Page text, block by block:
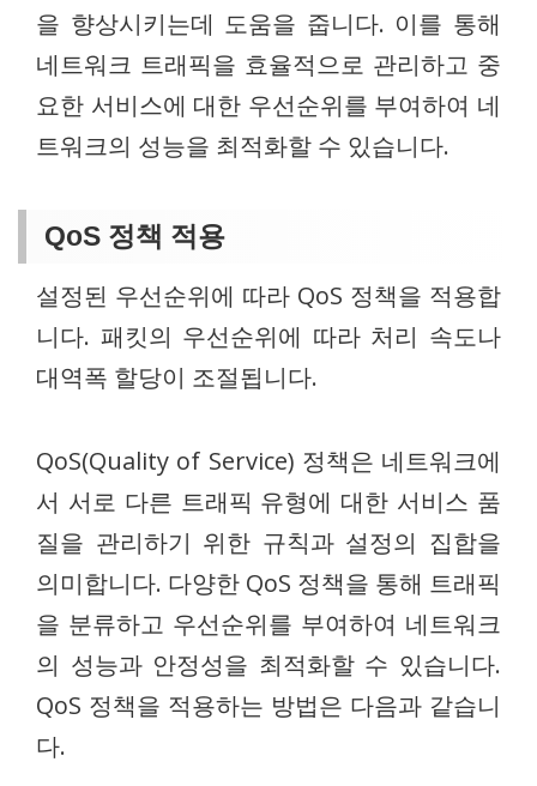
을 향상시키는데 도움을 줍니다. 이를 통해
네트워크 트래픽을 효율적으로 관리하고 중
요한 서비스에 대한 우선순위를 부여하여 네
트워크의 성능을 최적화할 수 있습니다.
QoS 정책 적용
설정된 우선순위에 따라 QoS 정책을 적용합
니다. 패킷의 우선순위에 따라 처리 속도나
대역폭 할당이 조절됩니다.
QoS(Quality of Service) 정책은 네트워크에
서 서로 다른 트래픽 유형에 대한 서비스 품
질을 관리하기 위한 규칙과 설정의 집합을
의미합니다. 다양한 QoS 정책을 통해 트래픽
을 분류하고 우선순위를 부여하여 네트워크
의 성능과 안정성을 최적화할 수 있습니다.
QoS 정책을 적용하는 방법은 다음과 같습니
다.